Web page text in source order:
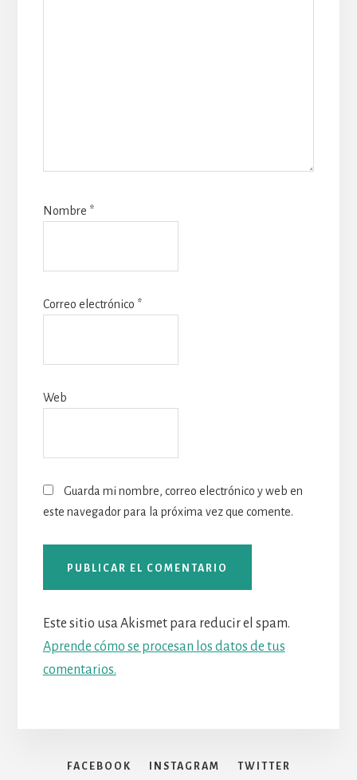
Nombre *
Correo electrónico *
Web
Guarda mi nombre, correo electrónico y web en
este navegador para la próxima vez que comente.
Este sitio usa Akismet para reducir el spam.
Aprende cómo se procesan los datos de tus
comentarios.
FACEBOOK INSTAGRAM TWITTER